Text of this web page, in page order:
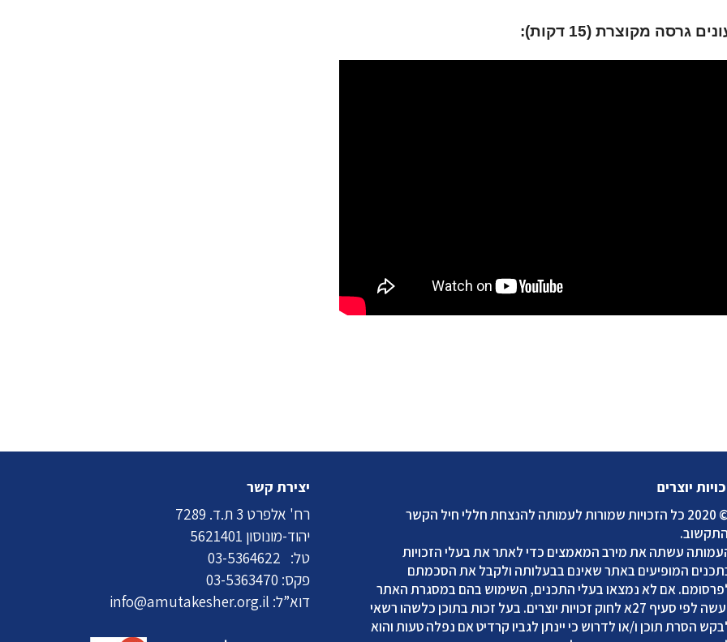
גרסה מקוצרת (15 דקות):
יוצרים
2020 כל הזכויות שמורות לעמותה להנצחת חללי חיל הקשר
.
עשתה את מירב המאמצים כדי לאתר את בעלי הזכויות
המופיעים באתר שאינם בבעלותה ולקבל את הסכמתם
אם לא נמצאו בעלי התכנים, השימוש בהם במסגרת האתר
נעשה לפי סעיף 27א לחוק זכויות יוצרים. בעל זכות בתוכן כלשהו רשאי
הסרת תוכן ו/או לדרוש כי יינתן לגביו קרדיט אם נפלה טעות והוא
יצירת קשר
רח' אלפרט 3 ת.ד. 7289
יהוד-מונוסון 5621401
טל:
פקס: 03-5363470
דוא”ל: info@amutakesher.org.il